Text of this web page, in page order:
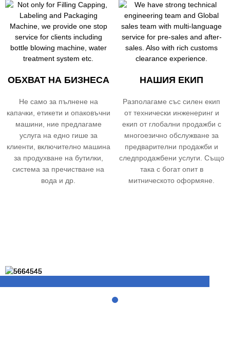
ОБХВАТ НА БИЗНЕСА
Не само за пълнене на
капачки, етикети и опаковъчни
машини, ние предлагаме
услуга на едно гише за
клиенти, включително машина
за продухване на бутилки,
система за пречистване на
вода и др.
НАШИЯ ЕКИП
Разполагаме със силен екип
от технически инженеринг и
екип от глобални продажби с
многоезично обслужване за
предварителни продажби и
следпродажбени услуги. Също
така с богат опит в
митническото оформяне.